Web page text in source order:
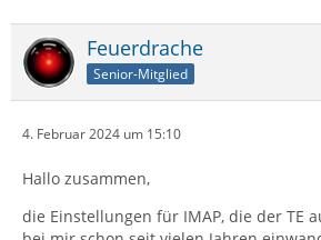
Feuerdrache
Senior-Mitglied
4. Februar 2024 um 15:10
Hallo zusammen,
die Einstellungen für IMAP, die der TE